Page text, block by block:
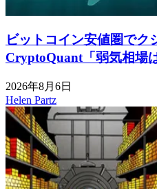
ビットコイン安値圏でク
CryptoQuant「弱気相場
2026年8月6日
Helen Partz